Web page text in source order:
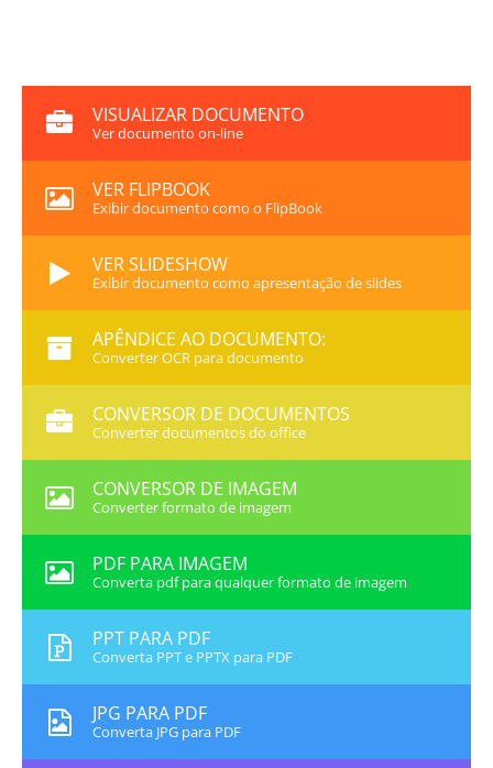
VISUALIZAR DOCUMENTO
Ver documento on-line
VER FLIPBOOK
Exibir documento como o FlipBook
VER SLIDESHOW
Exibir documento como apresentação de slides
APÊNDICE AO DOCUMENTO:
Converter OCR para documento
CONVERSOR DE DOCUMENTOS
Converter documentos do office
CONVERSOR DE IMAGEM
Converter formato de imagem
PDF PARA IMAGEM
Converta pdf para qualquer formato de imagem
PPT PARA PDF
Converta PPT e PPTX para PDF
JPG PARA PDF
Converta JPG para PDF